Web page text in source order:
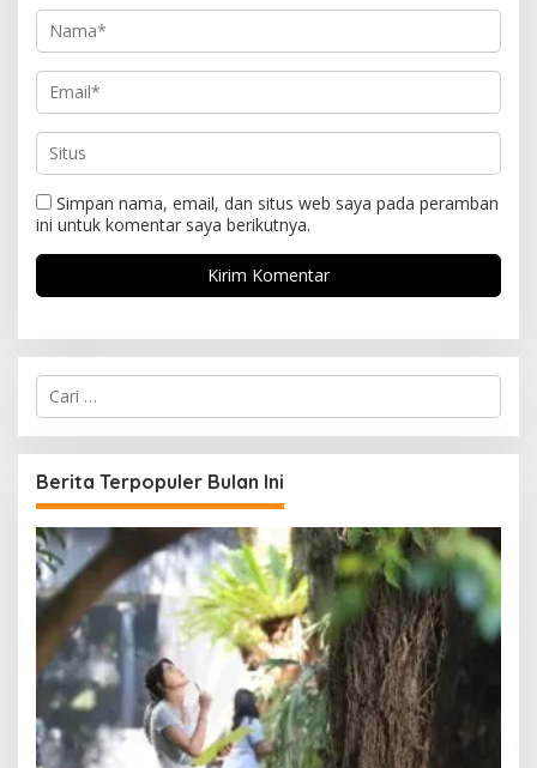
Simpan nama, email, dan situs web saya pada peramban
ini untuk komentar saya berikutnya.
C
i
u
n
t
u
k
:
Berita Terpopuler Bulan Ini